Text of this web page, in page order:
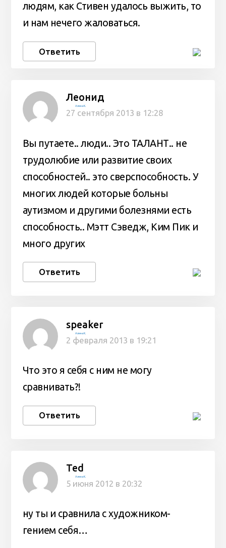
людям, как Стивен удалось выжить, то
и нам нечего жаловаться.
Ответить
Леонид
Алина К.
27 сентября 2013 в 12:28
Вы путаете.. люди.. Это ТАЛАНТ.. не
трудолюбие или развитие своих
способностей.. это сверспособность. У
многих людей которые больны
аутизмом и другими болезнями есть
способность.. Мэтт Сэведж, Ким Пик и
много других
Ответить
speaker
Алина К.
2 февраля 2013 в 19:21
Что это я себя с ним не могу
сравнивать?!
Ответить
Ted
Алина К.
5 июня 2012 в 20:32
ну ты и сравнила с художником-
гением себя…